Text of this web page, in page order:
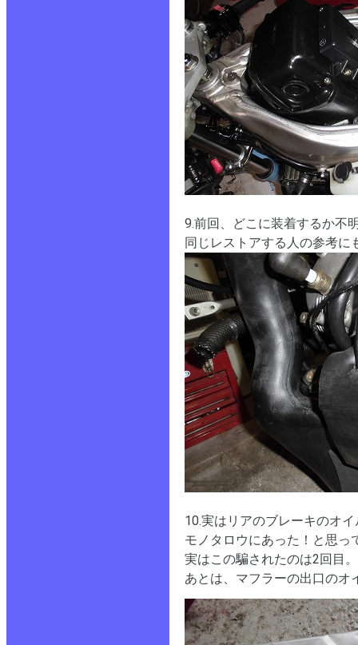
9.前回、どこに装着するか不
同じレストアする人の参考に
10.実はリアのブレーキのオ
モノタロウにあった！と思っ
実はこの騙されたのは2回目
あとは、マフラーの出口のオ